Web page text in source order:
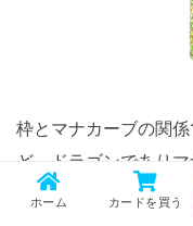
枠とマナカーブの関
ど、ドラゴンであり
められる受けとして
ホーム カードを買う